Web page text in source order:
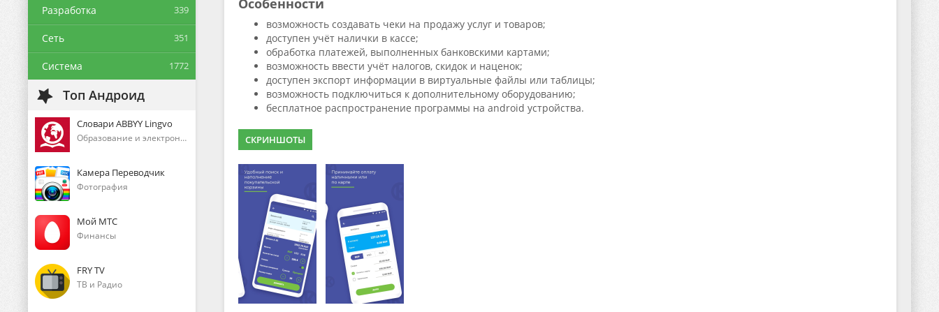
Разработка 339
Сеть 351
Система 1772
Топ Андроид
Словари ABBYY Lingvo
Образование и электронные книги
Камера Переводчик
Фотография
Мой МТС
Финансы
FRY TV
ТВ и Радио
Особенности
возможность создавать чеки на продажу услуг и товаров;
доступен учёт налички в кассе;
обработка платежей, выполненных банковскими картами;
возможность ввести учёт налогов, скидок и наценок;
доступен экспорт информации в виртуальные файлы или таблицы;
возможность подключиться к дополнительному оборудованию;
бесплатное распространение программы на android устройства.
СКРИНШОТЫ